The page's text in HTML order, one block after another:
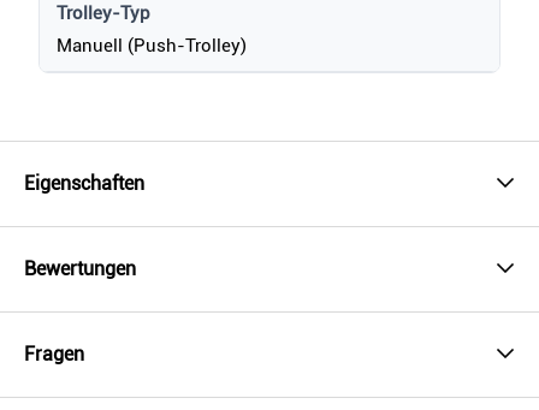
Trolley-Typ
Manuell (Push-Trolley)
Eigenschaften
Bewertungen
Fragen